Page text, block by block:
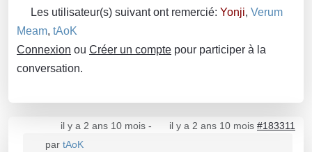
Les utilisateur(s) suivant ont remercié: Yonji, Verum
Meam, tAoK
Connexion ou Créer un compte pour participer à la
conversation.
il y a 2 ans 10 mois- il y a 2 ans 10 mois #183311
par tAoK